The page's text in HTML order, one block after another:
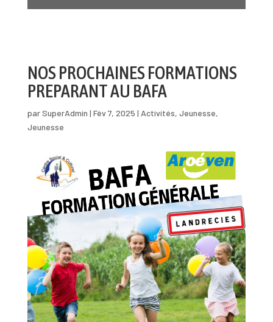
NOS PROCHAINES FORMATIONS
PREPARANT AU BAFA
parSuperAdmin | Fév 7, 2025 | Activités, Jeunesse,
Jeunesse